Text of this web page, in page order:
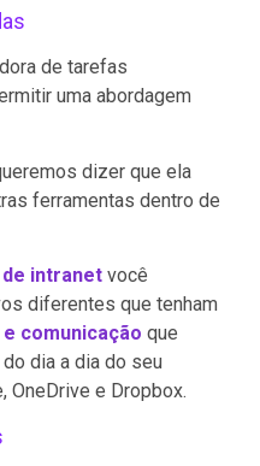
de tarefas
uma abordagem
dizer que ela
ferramentas dentro de
intranet você
diferentes que tenham
comunicação que
dia a dia do seu
OneDrive e Dropbox.